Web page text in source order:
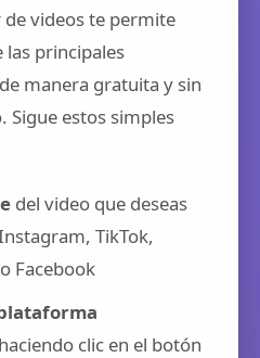
videos te permite
principales
manera gratuita y sin
Sigue estos simples
del video que deseas
TikTok,
Facebook
clic en el botón